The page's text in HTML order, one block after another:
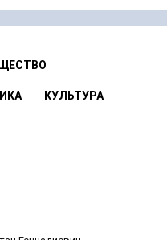
КУЛЬТУРА